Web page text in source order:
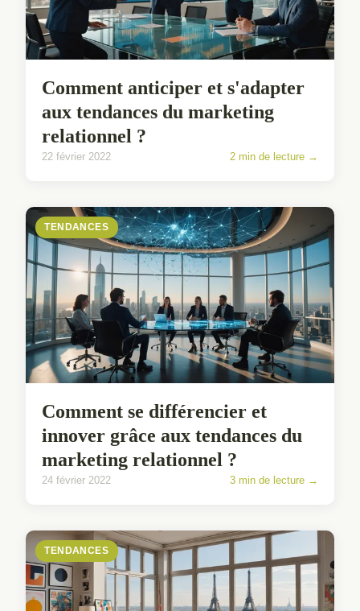
Comment anticiper et s'adapter
aux tendances du marketing
relationnel ?
22 février 2022 2 min de lecture →
TENDANCES
Comment se différencier et
innover grâce aux tendances du
marketing relationnel ?
24 février 2022 3 min de lecture →
TENDANCES